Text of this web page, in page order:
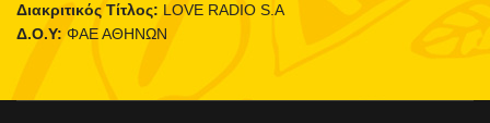
Διακριτικός Τίτλος: LOVE RADIO S.A
Δ.Ο.Υ: ΦΑΕ ΑΘΗΝΩΝ